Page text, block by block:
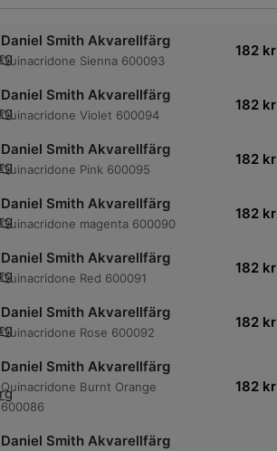
Daniel Smith Akvarellfärg
Quinacridone Sienna 600093
182 kr
Daniel Smith Akvarellfärg
Quinacridone Violet 600094
182 kr
Daniel Smith Akvarellfärg
Quinacridone Pink 600095
182 kr
Daniel Smith Akvarellfärg
Quinacridone magenta 600090
182 kr
Daniel Smith Akvarellfärg
Quinacridone Red 600091
182 kr
Daniel Smith Akvarellfärg
Quinacridone Rose 600092
182 kr
Daniel Smith Akvarellfärg
Quinacridone Burnt Orange
600086
182 kr
Daniel Smith Akvarellfärg